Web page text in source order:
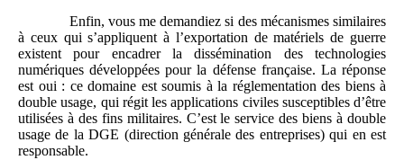
Enfin, vous me demandiez si des mécanismes similaires
à ceux qui s’appliquent à l’exportation de matériels de guerre
existent pour encadrer la dissémination des technologies
numériques développées pour la défense française. La réponse
est oui : ce domaine est soumis à la réglementation des biens à
double usage, qui régit les applications civiles susceptibles d’être
utilisées à des fins militaires. C’est le service des biens à double
usage de la DGE (direction générale des entreprises) qui en est
responsable.